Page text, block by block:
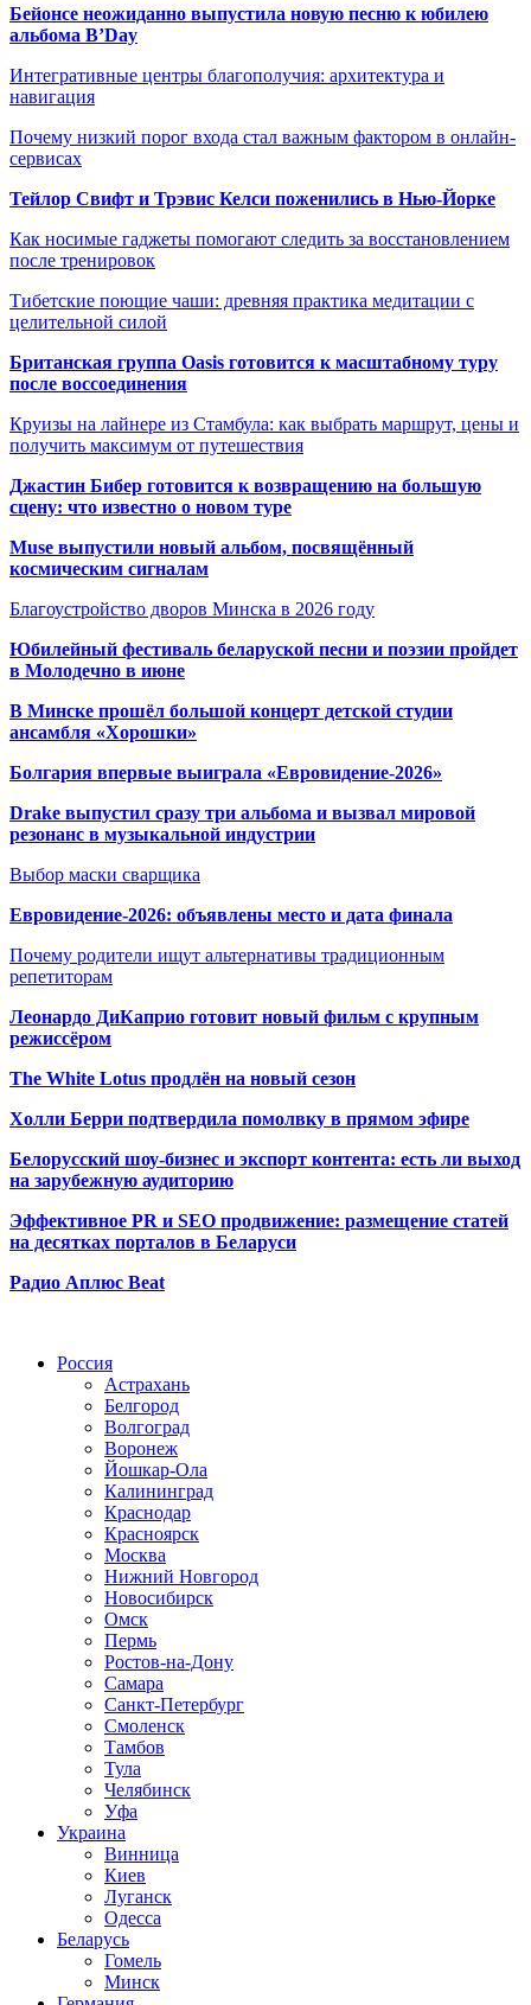
Бейонсе неожиданно выпустила новую песню к юбилею
альбома B’Day
Интегративные центры благополучия: архитектура и
навигация
Почему низкий порог входа стал важным фактором в онлайн-
сервисах
Тейлор Свифт и Трэвис Келси поженились в Нью-Йорке
Как носимые гаджеты помогают следить за восстановлением
после тренировок
Тибетские поющие чаши: древняя практика медитации с
целительной силой
Британская группа Oasis готовится к масштабному туру
после воссоединения
Круизы на лайнере из Стамбула: как выбрать маршрут, цены и
получить максимум от путешествия
Джастин Бибер готовится к возвращению на большую
сцену: что известно о новом туре
Muse выпустили новый альбом, посвящённый
космическим сигналам
Благоустройство дворов Минска в 2026 году
Юбилейный фестиваль беларуской песни и поэзии пройдет
в Молодечно в июне
В Минске прошёл большой концерт детской студии
ансамбля «Хорошки»
Болгария впервые выиграла «Евровидение-2026»
Drake выпустил сразу три альбома и вызвал мировой
резонанс в музыкальной индустрии
Выбор маски сварщика
Евровидение-2026: объявлены место и дата финала
Почему родители ищут альтернативы традиционным
репетиторам
Леонардо ДиКаприо готовит новый фильм с крупным
режиссёром
The White Lotus продлён на новый сезон
Холли Берри подтвердила помолвку в прямом эфире
Белорусский шоу-бизнес и экспорт контента: есть ли выход
на зарубежную аудиторию
Эффективное PR и SEO продвижение: размещение статей
на десятках порталов в Беларуси
Радио Аплюс Beat
Россия
Астрахань
Белгород
Волгоград
Воронеж
Йошкар-Ола
Калининград
Краснодар
Красноярск
Москва
Нижний Новгород
Новосибирск
Омск
Пермь
Ростов-на-Дону
Самара
Санкт-Петербург
Смоленск
Тамбов
Тула
Челябинск
Уфа
Украина
Винница
Киев
Луганск
Одесса
Беларусь
Гомель
Минск